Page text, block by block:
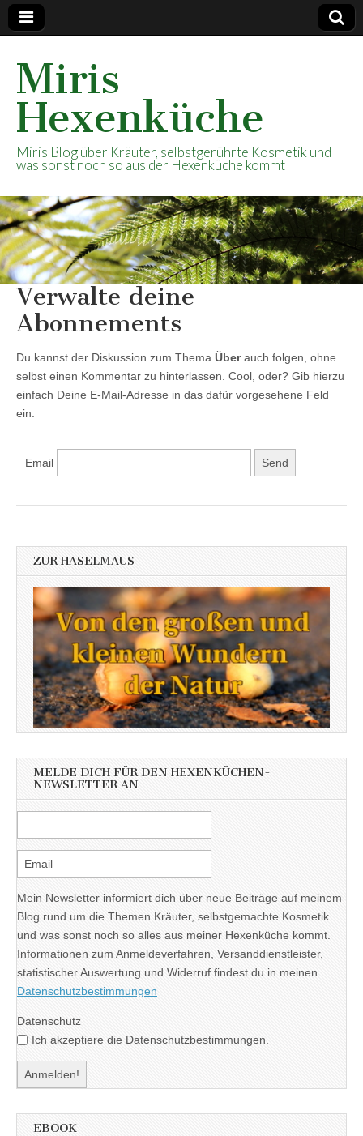
Miris
Hexenküche
Miris Blog über Kräuter, selbstgerührte Kosmetik und
was sonst noch so aus der Hexenküche kommt
Verwalte deine
Abonnements
Du kannst der Diskussion zum Thema Überauch folgen, ohne
selbst einen Kommentar zu hinterlassen. Cool, oder? Gib hierzu
einfach Deine E-Mail-Adresse in das dafür vorgesehene Feld
ein.
Email
ZUR HASELMAUS
MELDE DICH FÜR DEN HEXENKÜCHEN-
NEWSLETTER AN
Mein Newsletter informiert dich über neue Beiträge auf meinem
Blog rund um die Themen Kräuter, selbstgemachte Kosmetik
und was sonst noch so alles aus meiner Hexenküche kommt.
Informationen zum Anmeldeverfahren, Versanddienstleister,
statistischer Auswertung und Widerruf findest du in meinen
Datenschutzbestimmungen
Datenschutz
Ich akzeptiere die Datenschutzbestimmungen.
EBOOK